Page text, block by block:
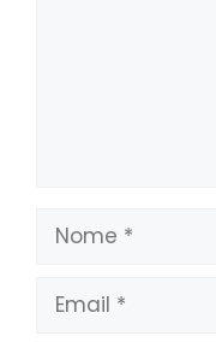
Nome
Email